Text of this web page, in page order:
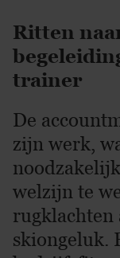
Ritten
trainer
De
zijn werk,
welzijn te
rugklachten
skiongeluk.